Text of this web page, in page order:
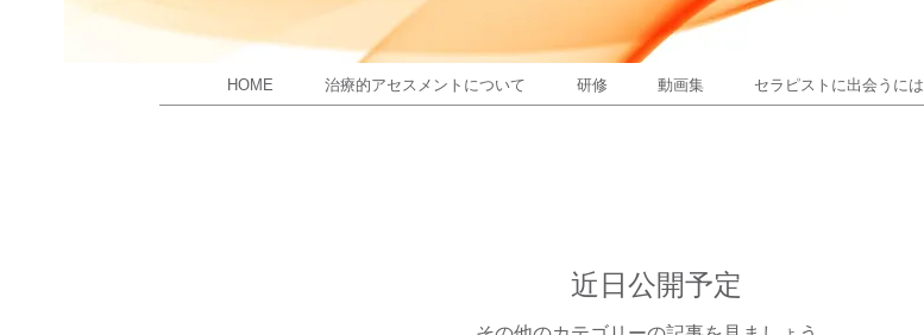
HOME 治療的アセスメントについて 研修 動画集 セラピストに出会うには
近日公開予定